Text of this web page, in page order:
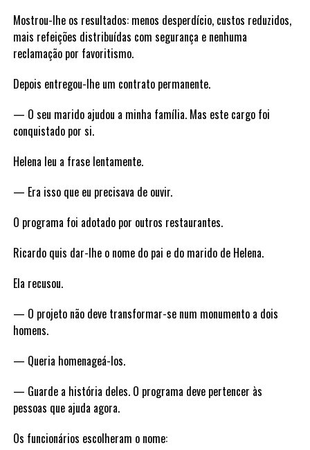
Mostrou-lhe os resultados: menos desperdício, custos reduzidos,
mais refeições distribuídas com segurança e nenhuma
reclamação por favoritismo.
Depois entregou-lhe um contrato permanente.
— O seu marido ajudou a minha família. Mas este cargo foi
conquistado por si.
Helena leu a frase lentamente.
— Era isso que eu precisava de ouvir.
O programa foi adotado por outros restaurantes.
Ricardo quis dar-lhe o nome do pai e do marido de Helena.
Ela recusou.
— O projeto não deve transformar-se num monumento a dois
homens.
— Queria homenageá-los.
— Guarde a história deles. O programa deve pertencer às
pessoas que ajuda agora.
Os funcionários escolheram o nome: